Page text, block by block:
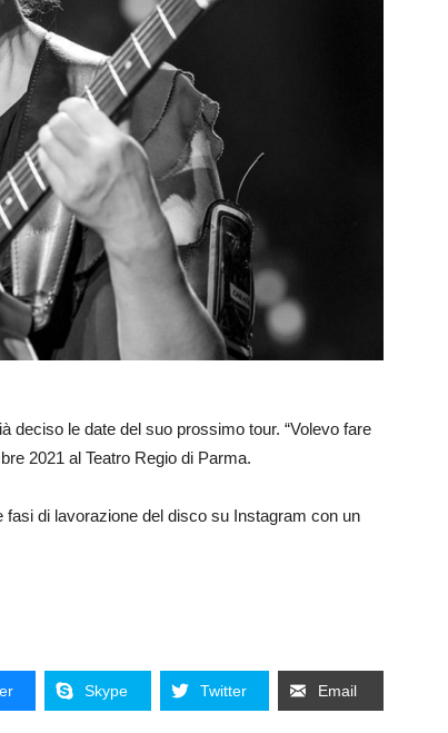
deciso le date del suo prossimo tour. “Volevo fare
2021 al Teatro Regio di Parma.
fasi di lavorazione del disco su Instagram con un
Skype Twitter Email